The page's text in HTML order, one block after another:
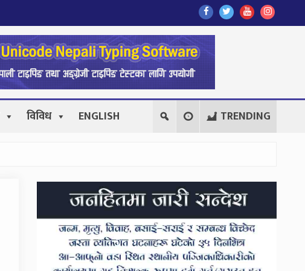
Find
Us
On
Facebook
Find
Us
Find
Us
Follow
Us
विविध ENGLISH TRENDING
Secondary
Sidebar